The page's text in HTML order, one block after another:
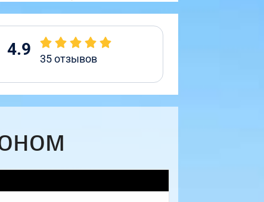
4.9 35отзывов